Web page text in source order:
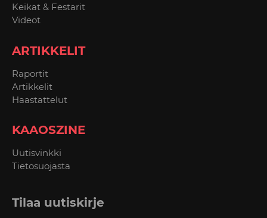
Keikat & Festarit
Videot
ARTIKKELIT
Raportit
Artikkelit
Haastattelut
KAAOSZINE
Uutisvinkki
Tietosuojasta
Tilaa uutiskirje